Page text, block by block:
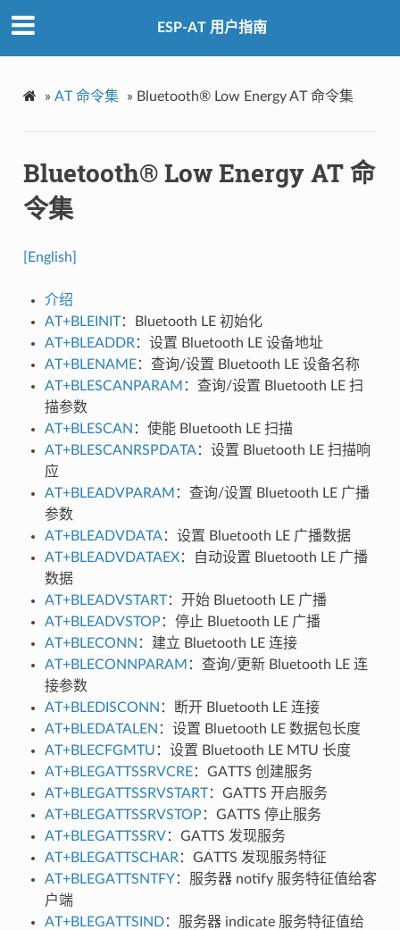
ESP-AT 用户指南
» AT 命令集 » Bluetooth® Low Energy AT 命令集
Bluetooth® Low Energy AT 命
令集
[English]
介绍
AT+BLEINIT：Bluetooth LE 初始化
AT+BLEADDR ：设置 Bluetooth LE 设备地址
AT+BLENAME：查询/设置 Bluetooth LE 设备名称
AT+BLESCANPARAM ：查询/设置 Bluetooth LE 扫
描参数
AT+BLESCAN ：使能 Bluetooth LE 扫描
AT+BLESCANRSPDATA：设置 Bluetooth LE 扫描响
应
AT+BLEADVPARAM ：查询/设置 Bluetooth LE 广播
参数
AT+BLEADVDATA：设置 Bluetooth LE 广播数据
AT+BLEADVDATAEX：自动设置 Bluetooth LE 广播
数据
AT+BLEADVSTART：开始 Bluetooth LE 广播
AT+BLEADVSTOP ：停止 Bluetooth LE 广播
AT+BLECONN ：建立 Bluetooth LE 连接
AT+BLECONNPARAM ：查询/更新 Bluetooth LE 连
接参数
AT+BLEDISCONN ：断开 Bluetooth LE 连接
AT+BLEDATALEN ：设置 Bluetooth LE 数据包长度
AT+BLECFGMTU ：设置 Bluetooth LE MTU 长度
AT+BLEGATTSSRVCRE：GATTS 创建服务
AT+BLEGATTSSRVSTART：GATTS 开启服务
AT+BLEGATTSSRVSTOP ：GATTS 停止服务
AT+BLEGATTSSRV：GATTS 发现服务
AT+BLEGATTSCHAR ：GATTS 发现服务特征
AT+BLEGATTSNTFY：服务器 notify 服务特征值给客
户端
AT+BLEGATTSIND：服务器 indicate 服务特征值给